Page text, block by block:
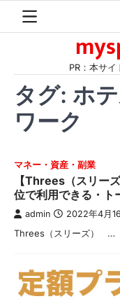
PR：本サ
タグ: ホ
ワーク
マネー・資産・副業
【Threes（スリー
位で利用できる・ト
admin 2022年4月
Threes（スリーズ） …